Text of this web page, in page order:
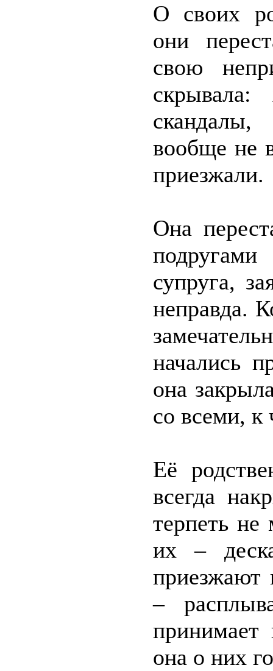
О своих
они
свою
скрывала:
вообще не
приезжали.
Она
супруга,
неправда.
начались
она
со всеми, к
Её
всегда
терпеть не
их –
приезжают
–
она о них